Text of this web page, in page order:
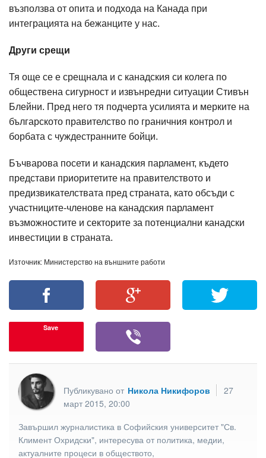
възползва от опита и подхода на Канада при
интеграцията на бежанците у нас.
Други срещи
Тя още се е срещнала и с канадския си колега по
обществена сигурност и извънредни ситуации Стивън
Блейни. Пред него тя подчерта усилията и мерките на
българското правителство по граничния контрол и
борбата с чуждестранните бойци.
Бъчварова посети и канадския парламент, където
представи приоритетите на правителството и
предизвикателствата пред страната, като обсъди с
участниците-членове на канадския парламент
възможностите и секторите за потенциални канадски
инвестиции в страната.
Източник: Министерство на външните работи
Save
Публикувано от Никола Никифоров
27
март 2015, 20:00
Завършил журналистика в Софийския университет "Св.
Климент Охридски", интересува от политика, медии,
актуалните процеси в обществото,